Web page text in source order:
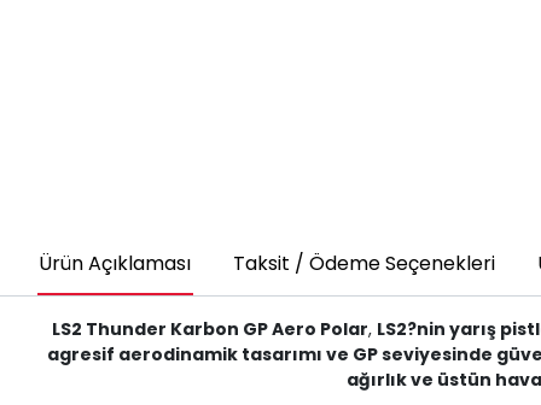
Ürün Açıklaması Taksit / Ödeme Seçenekleri
LS2 Thunder Karbon GP Aero Polar, LS2?nin yarış
agresif aerodinamik tasarımı ve GP seviyesinde
ağırlık ve üstün